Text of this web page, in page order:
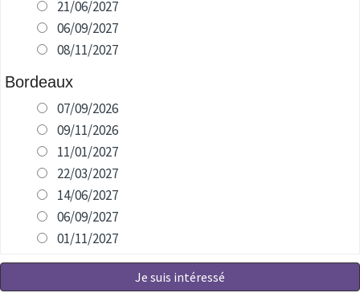
21/06/2027
06/09/2027
08/11/2027
Bordeaux
07/09/2026
09/11/2026
11/01/2027
22/03/2027
14/06/2027
06/09/2027
01/11/2027
Je suis intéressé